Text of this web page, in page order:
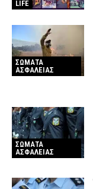
LIFE
ΣΩΜΑΤΑ
ΑΣΦΑΛΕΙΑΣ
ΣΩΜΑΤΑ
ΑΣΦΑΛΕΙΑΣ